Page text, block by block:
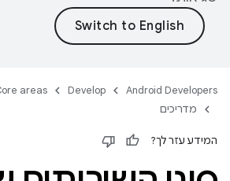
Android Developers
Develop
areas
מדריכים
המידע עזר לך?